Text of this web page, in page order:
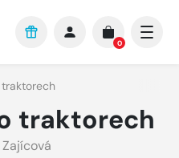
0
traktorech